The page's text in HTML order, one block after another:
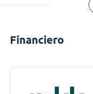
Financiero